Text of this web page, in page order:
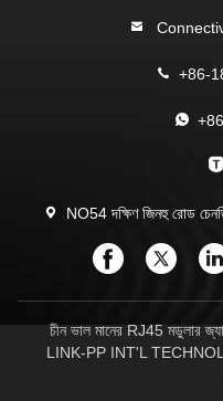
+86-
NO54 দক্ষিণ জিনহু রোড
চীন ভাল মানের RJ45 মডুলার
LINK-PP INT'L